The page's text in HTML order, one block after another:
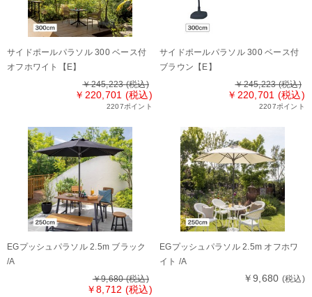
サイドポールパラソル 300 ベース付
オフホワイト【E】
￥245,223(税込)
￥220,701 (税込)
2207ポイント
サイドポールパラソル 300 ベース付
ブラウン【E】
￥245,223(税込)
￥220,701 (税込)
2207ポイント
EGプッシュパラソル 2.5m ブラック
/A
￥9,680(税込)
￥8,712 (税込)
EGプッシュパラソル 2.5m オフホワ
イト /A
￥9,680 (税込)